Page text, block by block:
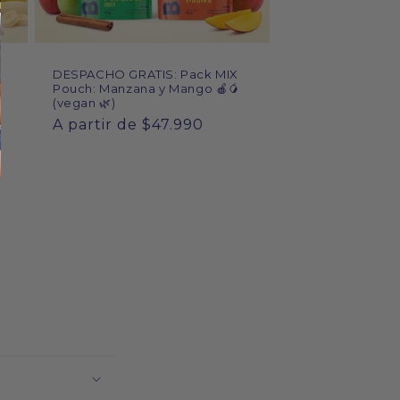
DESPACHO GRATIS: Pack MIX
Pouch: Manzana y Mango 🍎🥭
(vegan 🌿)
Precio
A partir de $47.990